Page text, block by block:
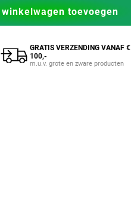
Wit/Oranje
winkelwagen toevoegen
GRATIS VERZENDING VANAF €
100,-
m.u.v. grote en zware producten